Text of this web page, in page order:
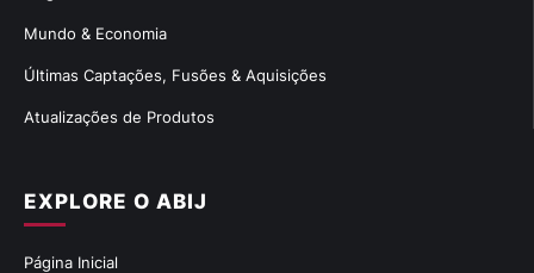
EXPLORE O ABIJ
Página Inicial
Mundo & Economia
Últimas Captações, Fusões & Aquisições
Atualizações de Produtos